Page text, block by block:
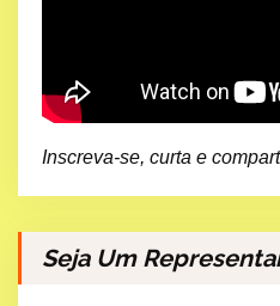
Inscreva-se, curta e
Seja Um